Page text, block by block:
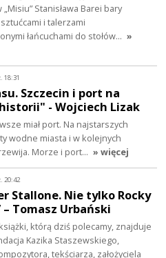
Stanisława Barei bary
i talerzami
łańcuchami do stołów… »
18:31
Szczecin i port na
- Wojciech Lizak
miał port. Na najstarszych
wodne miasta i w kolejnych
Morze i port… » więcej
20:42
Stallone. Nie tylko Rocky
– Tomasz Urbański
którą dziś polecamy, znajduje
Kazika Staszewskiego,
tekściarza, założyciela